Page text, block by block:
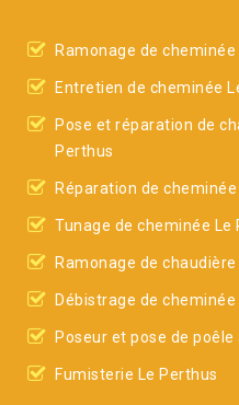
Ramonage de
Entretien de cheminée
Pose et réparation de
Perthus
Réparation de
Tunage de cheminée Le
Ramonage de
Débistrage de cheminée
Poseur et pose de
Fumisterie Le Perthus